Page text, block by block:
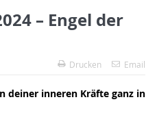
– Engel der
Drucken Email
deiner inneren Kräfte ganz in